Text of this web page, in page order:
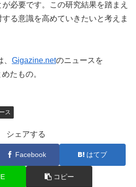
必要です。この研究結果を踏まえ
る意識を高めていきたいと考えま
Gigazine.netのニュースを
たもの。
ス
シェアする
Facebook はてブ
コピー